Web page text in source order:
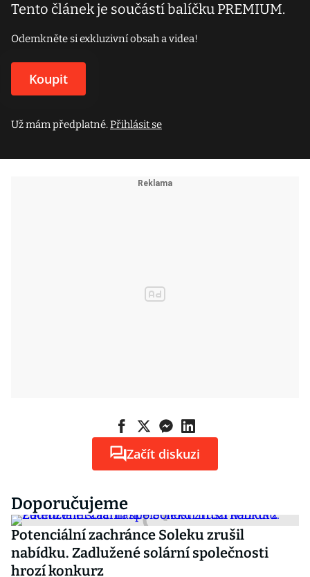
Tento článek je součástí balíčku PREMIUM.
Odemkněte si exkluzivní obsah a videa!
Koupit
Už mám předplatné.Přihlásit se
Začít diskuzi
Doporučujeme
Potenciální zachránce Soleku zrušil
nabídku. Zadlužené solární společnosti
hrozí konkurz